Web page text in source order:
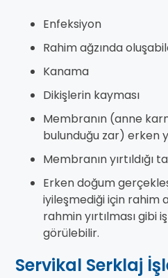
Enfeksiyon
Rahim ağzında
Kanama
Dikişlerin kayması
Membranın (anne
bulunduğu zar) erken
Membranın
Erken doğum
iyileşmediği için rahim
rahmin yırtılması gibi
görülebilir.
Servikal Serklaj